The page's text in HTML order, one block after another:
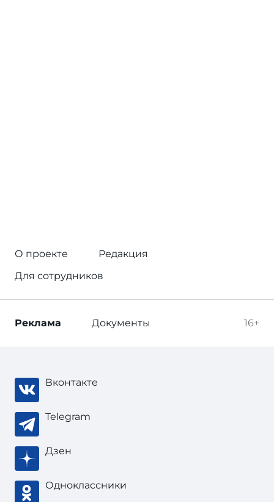
О проекте
Редакция
Для сотрудников
16+
Реклама Документы
Вконтакте
Telegram
Дзен
Одноклассники